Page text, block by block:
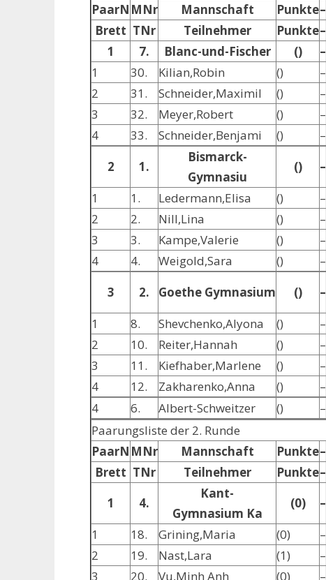
PaarN MNr Mannschaft Punkte–
Brett TNr Teilnehmer Punkte–
1
7. Blanc-und-Fischer () –
1
30. Kilian,Robin () –
2
31. Schneider,Maximil () –
3
32. Meyer,Robert () –
4
33. Schneider,Benjami () –
2
1.
Bismarck-
Gymnasiu
() –
1
1. Ledermann,Elisa () –
2
2. Nill,Lina () –
3
3. Kampe,Valerie () –
4
4. Weigold,Sara () –
3
2. Goethe Gymnasium () –
1
8. Shevchenko,Alyona () –
2
10. Reiter,Hannah () –
3
11. Kiefhaber,Marlene () –
4
12. Zakharenko,Anna () –
4
6. Albert-Schweitzer () –
Paarungsliste der 2. Runde
PaarN MNr Mannschaft Punkte–
Brett TNr Teilnehmer Punkte–
1
4.
Kant-
Gymnasium Ka
(0) –
1
18. Grining,Maria (0) –
2
19. Nast,Lara (1) –
3
20. Vu,Minh Anh (0) –